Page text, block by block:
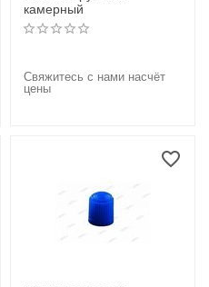
камерный
Свяжитесь с нами насчёт
цены